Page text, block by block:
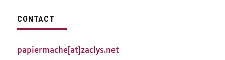
CONTACT
papiermache[at]zaclys.net